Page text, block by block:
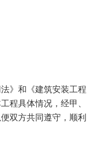
》和《建筑安装工程
程具体情况，经甲、
双方共同遵守，顺利